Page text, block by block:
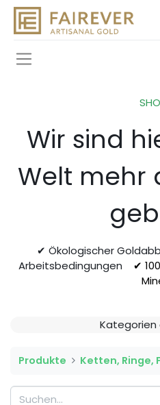
Wir sind
Welt mehr
✔ Ökologischer
Arbeitsbedingungen ✔
Kategorien
Produkte Ketten, Ringe,